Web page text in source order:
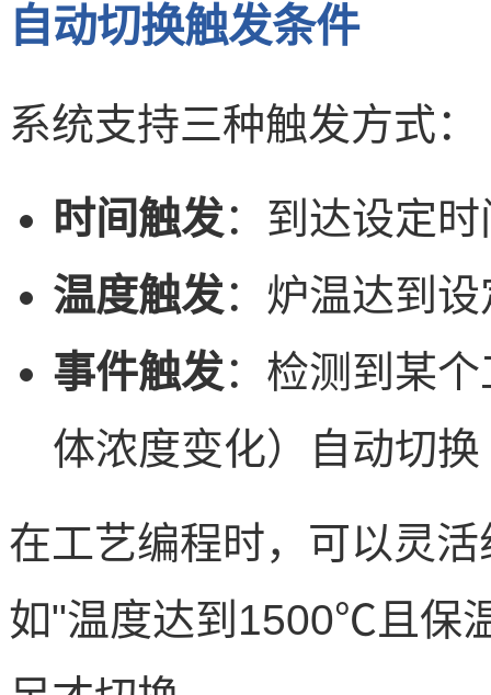
自动切换触发条件
系统支持三种触发方式：
时间触发：到达设定
温度触发：炉温达到
事件触发：检测到某
体浓度变化）自动切换
在工艺编程时，可以灵
如"温度达到1500℃且保